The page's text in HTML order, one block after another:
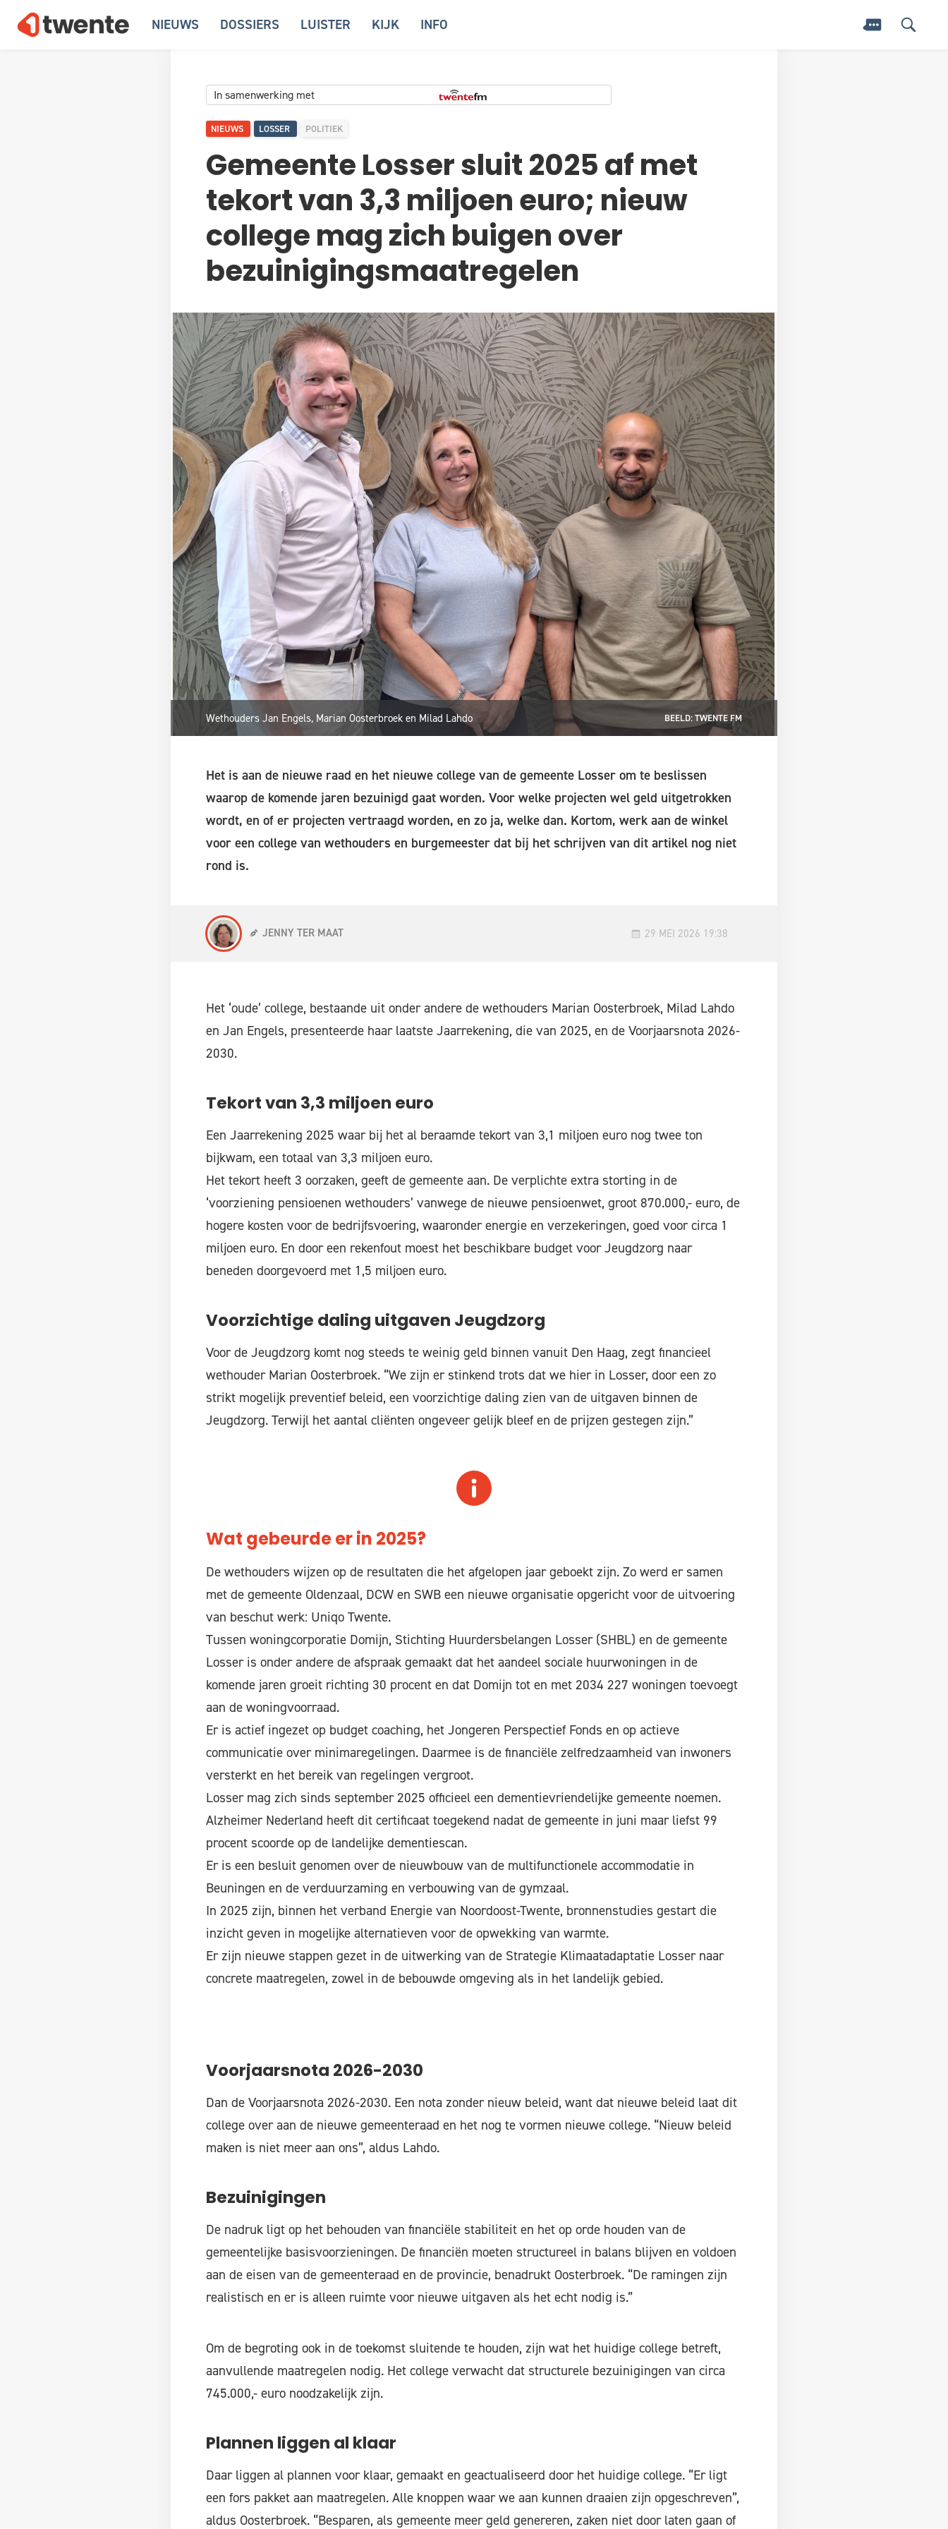
NIEUWS DOSSIERS LUISTER KIJK INFO
In samenwerking met
NIEUWS LOSSER POLITIEK
Gemeente Losser sluit 2025 af met
tekort van 3,3 miljoen euro; nieuw
college mag zich buigen over
bezuinigingsmaatregelen
Wethouders Jan Engels, Marian Oosterbroek en Milad Lahdo BEELD: TWENTE FM
Het is aan de nieuwe raad en het nieuwe college van de gemeente Losser om te beslissen
waarop de komende jaren bezuinigd gaat worden. Voor welke projecten wel geld uitgetrokken
wordt, en of er projecten vertraagd worden, en zo ja, welke dan. Kortom, werk aan de winkel
voor een college van wethouders en burgemeester dat bij het schrijven van dit artikel nog niet
rond is.
JENNY TER MAAT 29 MEI 2026 19:38
Het ‘oude’ college, bestaande uit onder andere de wethouders Marian Oosterbroek, Milad Lahdo
en Jan Engels, presenteerde haar laatste Jaarrekening, die van 2025, en de Voorjaarsnota 2026-
2030.
Tekort van 3,3 miljoen euro
Een Jaarrekening 2025 waar bij het al beraamde tekort van 3,1 miljoen euro nog twee ton
bijkwam, een totaal van 3,3 miljoen euro.
Het tekort heeft 3 oorzaken, geeft de gemeente aan. De verplichte extra storting in de
‘voorziening pensioenen wethouders’ vanwege de nieuwe pensioenwet, groot 870.000,- euro, de
hogere kosten voor de bedrijfsvoering, waaronder energie en verzekeringen, goed voor circa 1
miljoen euro. En door een rekenfout moest het beschikbare budget voor Jeugdzorg naar
beneden doorgevoerd met 1,5 miljoen euro.
Voorzichtige daling uitgaven Jeugdzorg
Voor de Jeugdzorg komt nog steeds te weinig geld binnen vanuit Den Haag, zegt financieel
wethouder Marian Oosterbroek. “We zijn er stinkend trots dat we hier in Losser, door een zo
strikt mogelijk preventief beleid, een voorzichtige daling zien van de uitgaven binnen de
Jeugdzorg. Terwijl het aantal cliënten ongeveer gelijk bleef en de prijzen gestegen zijn.”
Wat gebeurde er in 2025?
De wethouders wijzen op de resultaten die het afgelopen jaar geboekt zijn. Zo werd er samen
met de gemeente Oldenzaal, DCW en SWB een nieuwe organisatie opgericht voor de uitvoering
van beschut werk: Uniqo Twente.
Tussen woningcorporatie Domijn, Stichting Huurdersbelangen Losser (SHBL) en de gemeente
Losser is onder andere de afspraak gemaakt dat het aandeel sociale huurwoningen in de
komende jaren groeit richting 30 procent en dat Domijn tot en met 2034 227 woningen toevoegt
aan de woningvoorraad.
Er is actief ingezet op budget coaching, het Jongeren Perspectief Fonds en op actieve
communicatie over minimaregelingen. Daarmee is de financiële zelfredzaamheid van inwoners
versterkt en het bereik van regelingen vergroot.
Losser mag zich sinds september 2025 officieel een dementievriendelijke gemeente noemen.
Alzheimer Nederland heeft dit certificaat toegekend nadat de gemeente in juni maar liefst 99
procent scoorde op de landelijke dementiescan.
Er is een besluit genomen over de nieuwbouw van de multifunctionele accommodatie in
Beuningen en de verduurzaming en verbouwing van de gymzaal.
In 2025 zijn, binnen het verband Energie van Noordoost-Twente, bronnenstudies gestart die
inzicht geven in mogelijke alternatieven voor de opwekking van warmte.
Er zijn nieuwe stappen gezet in de uitwerking van de Strategie Klimaatadaptatie Losser naar
concrete maatregelen, zowel in de bebouwde omgeving als in het landelijk gebied.
Voorjaarsnota 2026-2030
Dan de Voorjaarsnota 2026-2030. Een nota zonder nieuw beleid, want dat nieuwe beleid laat dit
college over aan de nieuwe gemeenteraad en het nog te vormen nieuwe college. “Nieuw beleid
maken is niet meer aan ons”, aldus Lahdo.
Bezuinigingen
De nadruk ligt op het behouden van financiële stabiliteit en het op orde houden van de
gemeentelijke basisvoorzieningen. De financiën moeten structureel in balans blijven en voldoen
aan de eisen van de gemeenteraad en de provincie, benadrukt Oosterbroek. “De ramingen zijn
realistisch en er is alleen ruimte voor nieuwe uitgaven als het echt nodig is.”
Om de begroting ook in de toekomst sluitende te houden, zijn wat het huidige college betreft,
aanvullende maatregelen nodig. Het college verwacht dat structurele bezuinigingen van circa
745.000,- euro noodzakelijk zijn.
Plannen liggen al klaar
Daar liggen al plannen voor klaar, gemaakt en geactualiseerd door het huidige college. “Er ligt
een fors pakket aan maatregelen. Alle knoppen waar we aan kunnen draaien zijn opgeschreven”,
aldus Oosterbroek. “Besparen, als gemeente meer geld genereren, zaken niet door laten gaan of